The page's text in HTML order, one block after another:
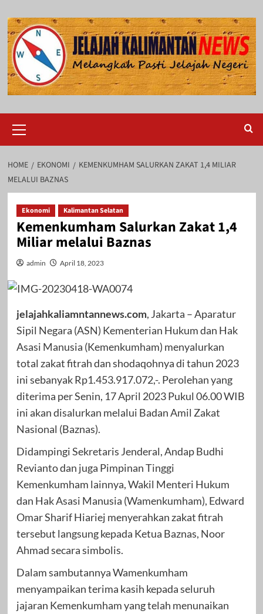
to
content
Menu
HOME EKONOMI
KEMENKUMHAM SALURKAN ZAKAT 1,4 MILIAR
MELALUI BAZNAS
Ekonomi Kalimantan Selatan
Kemenkumham Salurkan Zakat 1,4
Miliar melalui Baznas
admin April 18, 2023
jelajahkaliamntannews.com, Jakarta – Aparatur
Sipil Negara (ASN) Kementerian Hukum dan Hak
Asasi Manusia (Kemenkumham) menyalurkan
total zakat fitrah dan shodaqohnya di tahun 2023
ini sebanyak Rp1.453.917.072,-. Perolehan yang
diterima per Senin, 17 April 2023 Pukul 06.00 WIB
ini akan disalurkan melalui Badan Amil Zakat
Nasional (Baznas).
Didampingi Sekretaris Jenderal, Andap Budhi
Revianto dan juga Pimpinan Tinggi
Kemenkumham lainnya, Wakil Menteri Hukum
dan Hak Asasi Manusia (Wamenkumham), Edward
Omar Sharif Hiariej menyerahkan zakat fitrah
tersebut langsung kepada Ketua Baznas, Noor
Ahmad secara simbolis.
Dalam sambutannya Wamenkumham
menyampaikan terima kasih kepada seluruh
jajaran Kemenkumham yang telah menunaikan